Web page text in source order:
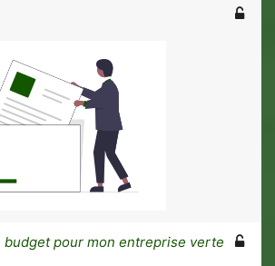
budget pour mon entreprise verte